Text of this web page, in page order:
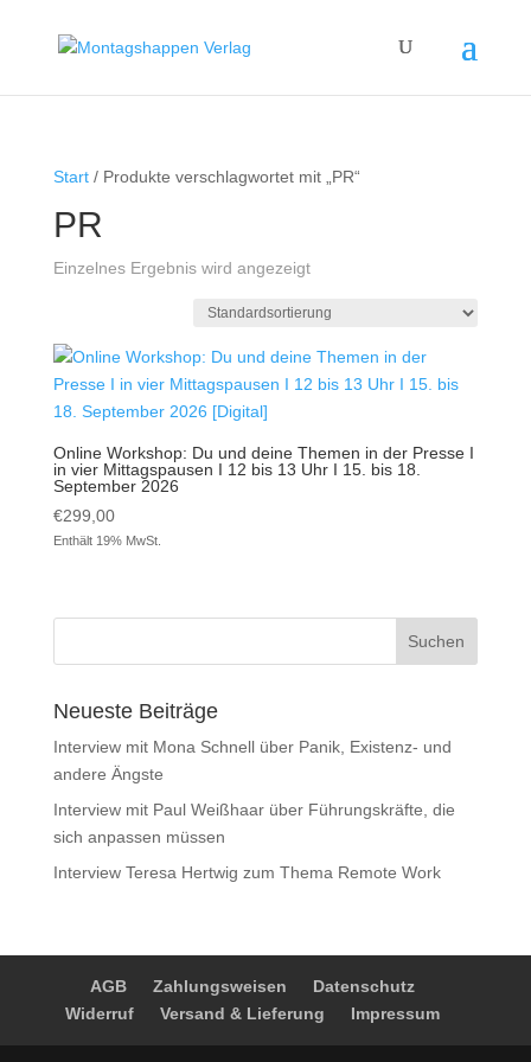
Start/ Produkte verschlagwortet mit „PR“
PR
Einzelnes Ergebnis wird angezeigt
Online Workshop: Du und deine Themen in der Presse I
in vier Mittagspausen I 12 bis 13 Uhr I 15. bis 18.
September 2026
€299,00
Enthält 19% MwSt.
Neueste Beiträge
Interview mit Mona Schnell über Panik, Existenz- und
andere Ängste
Interview mit Paul Weißhaar über Führungskräfte, die
sich anpassen müssen
Interview Teresa Hertwig zum Thema Remote Work
AGB Zahlungsweisen
Datenschutz
Widerruf
Versand & Lieferung Impressum